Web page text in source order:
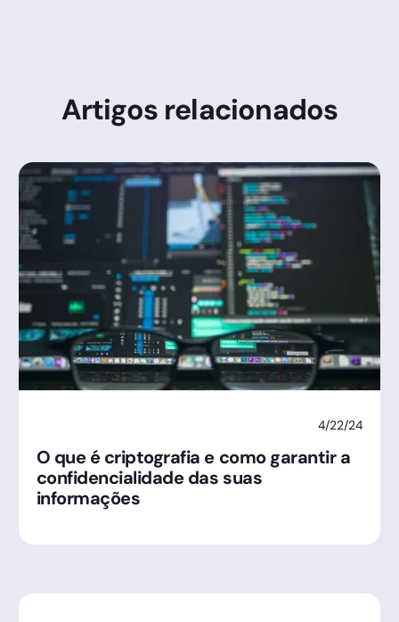
Artigos relacionados
4/22/24
O que é criptografia e como garantir a
confidencialidade das suas
informações